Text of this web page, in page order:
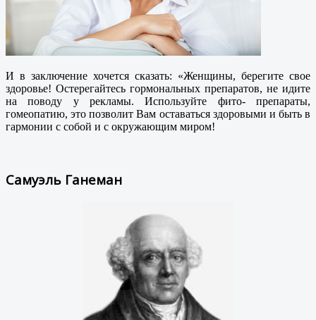
И в заключение хочется сказать: «Женщины, берегите свое
здоровье! Остерегайтесь гормональных препаратов, не идите
на поводу у рекламы. Используйте фито- препараты,
гомеопатию, это позволит Вам оставаться здоровыми и быть в
гармонии с собой и с окружающим миром!
Самуэль Ганеман